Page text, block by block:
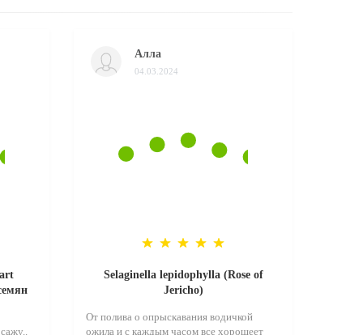
Алла
04.03.2024
Selaginella lepidophylla (Rose of
Jericho)
От полива о опрыскавания водичкой
ожила и с каждым часом все хорошеет